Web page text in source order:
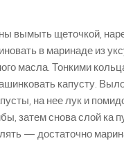
вымыть щеточкой,
в маринаде из
масла. Тонкими
капусту.
на нее лук и
затем снова слой ка
— достаточно